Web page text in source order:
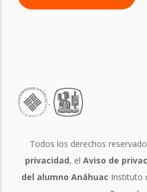
Todos los derechos
privacidad, el Aviso de
del alumno Anáhuac Instituto